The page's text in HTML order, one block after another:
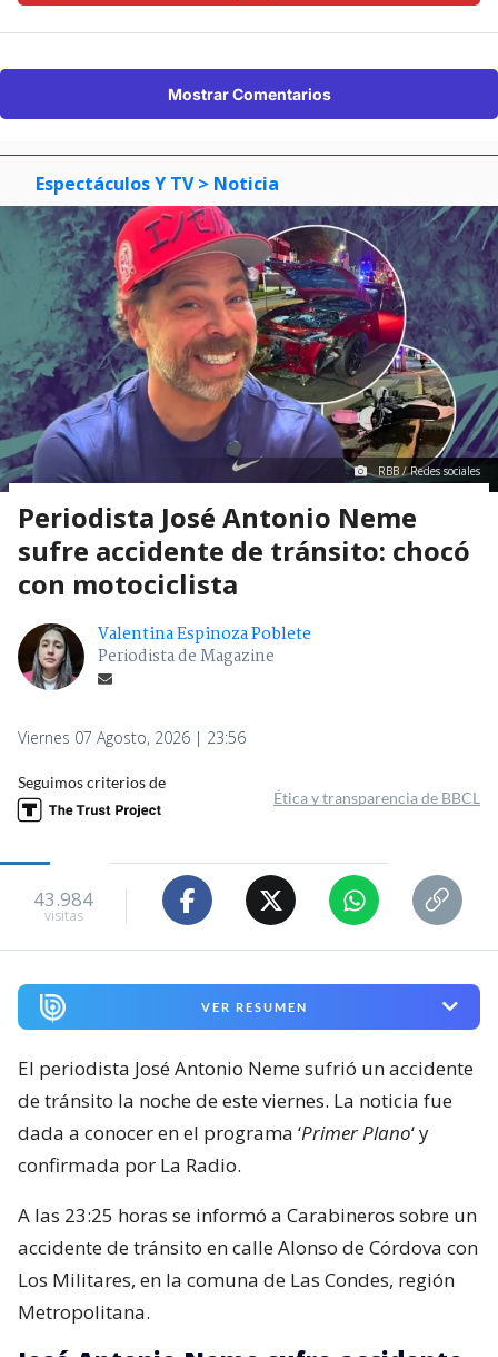
Mostrar Comentarios
Espectáculos Y TV > Noticia
RBB / Redes sociales
Periodista José Antonio Neme
sufre accidente de tránsito: chocó
con motociclista
Valentina Espinoza Poblete
Periodista de Magazine
Viernes 07 Agosto, 2026 | 23:56
Seguimos criterios de
Ética y transparencia de BBCL
43.984
visitas
VER RESUMEN
El periodista José Antonio Neme sufrió un accidente
de tránsito la noche de este viernes. La noticia fue
dada a conocer en el programa ‘Primer Plano‘ y
confirmada por La Radio.
A las 23:25 horas se informó a Carabineros sobre un
accidente de tránsito en calle Alonso de Córdova con
Los Militares, en la comuna de Las Condes, región
Metropolitana.